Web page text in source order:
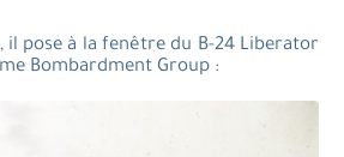
il pose à la fenêtre du B-24 Liberator
Bombardment Group :